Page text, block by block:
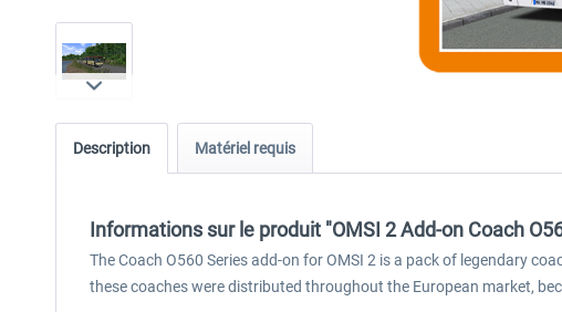
Description Matériel requis
Informations sur le produit "OMSI 2 Add-on Coach
The Coach O560 Series add-on for OMSI 2 is a pack of legendary
these coaches were distributed throughout the European market,